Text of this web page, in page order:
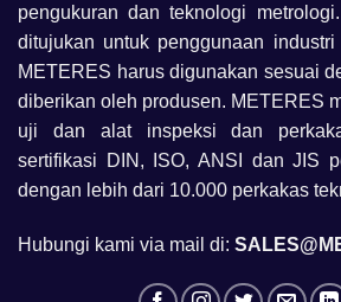
pengukuran dan teknologi
ditujukan untuk penggunaan
METERES harus digunakan sesuai
diberikan oleh produsen. METERES
uji dan alat inspeksi dan
sertifikasi DIN, ISO, ANSI dan JIS
dengan lebih dari 10.000 perkakas
Hubungi kami via mail di: